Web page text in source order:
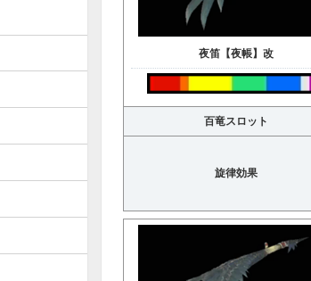
夜笛【夜帳】改
百竜スロット
旋律効果